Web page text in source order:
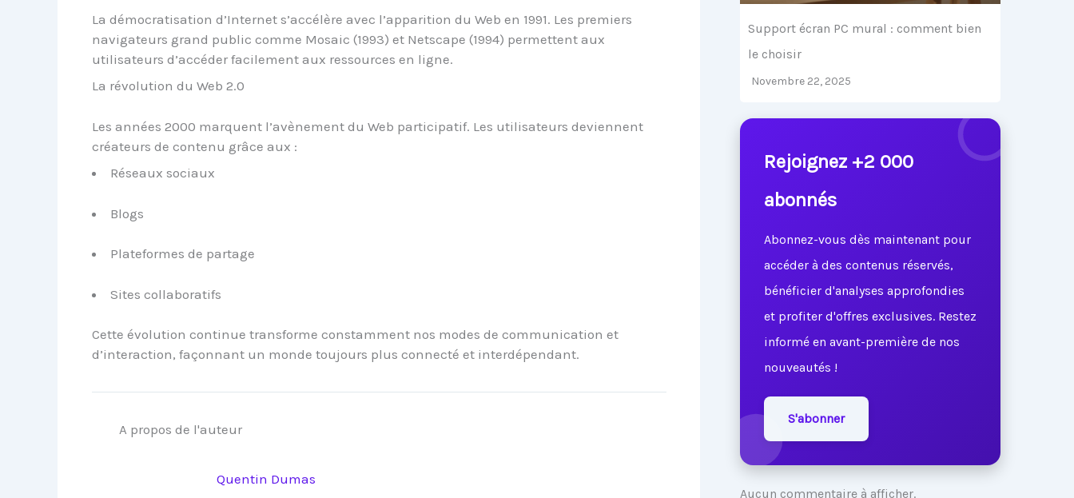
La démocratisation d’Internet s’accélère avec l’apparition du Web en 1991. Les premiers
navigateurs grand public comme Mosaic (1993) et Netscape (1994) permettent aux
utilisateurs d’accéder facilement aux ressources en ligne.
La révolution du Web 2.0
Les années 2000 marquent l’avènement du Web participatif. Les utilisateurs deviennent
créateurs de contenu grâce aux :
Réseaux sociaux
Blogs
Plateformes de partage
Sites collaboratifs
Cette évolution continue transforme constamment nos modes de communication et
d’interaction, façonnant un monde toujours plus connecté et interdépendant.
A propos de l'auteur
Quentin Dumas
Support écran PC mural : comment bien
le choisir
Novembre 22, 2025
Rejoignez +2 000
abonnés
Abonnez-vous dès maintenant pour
accéder à des contenus réservés,
bénéficier d'analyses approfondies
et profiter d'offres exclusives. Restez
informé en avant-première de nos
nouveautés !
S'abonner
Aucun commentaire à afficher.